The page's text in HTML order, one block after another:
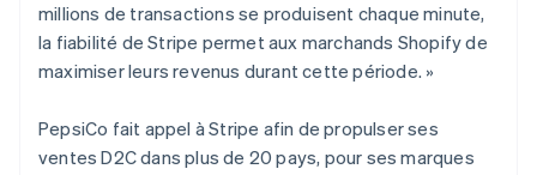
millions de transactions se produisent chaque minute,
la fiabilité de Stripe permet aux marchands Shopify de
maximiser leurs revenus durant cette période. »
PepsiCo fait appel à Stripe afin de propulser ses
ventes D2C dans plus de 20 pays, pour ses marques